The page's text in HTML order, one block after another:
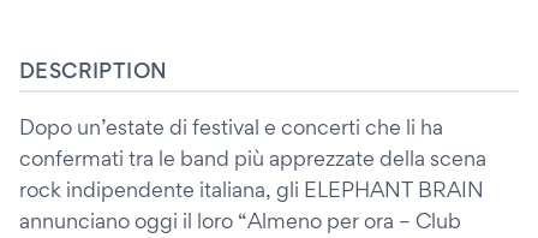
DESCRIPTION
Dopo un’estate di festival e concerti che li ha
confermati tra le band più apprezzate della scena
rock indipendente italiana, gli ELEPHANT BRAIN
annunciano oggi il loro “Almeno per ora – Club